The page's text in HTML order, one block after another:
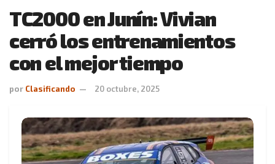
TC2000 en Junín: Vivian
cerró los entrenamientos
con el mejor tiempo
por Clasificando 20 octubre, 2025